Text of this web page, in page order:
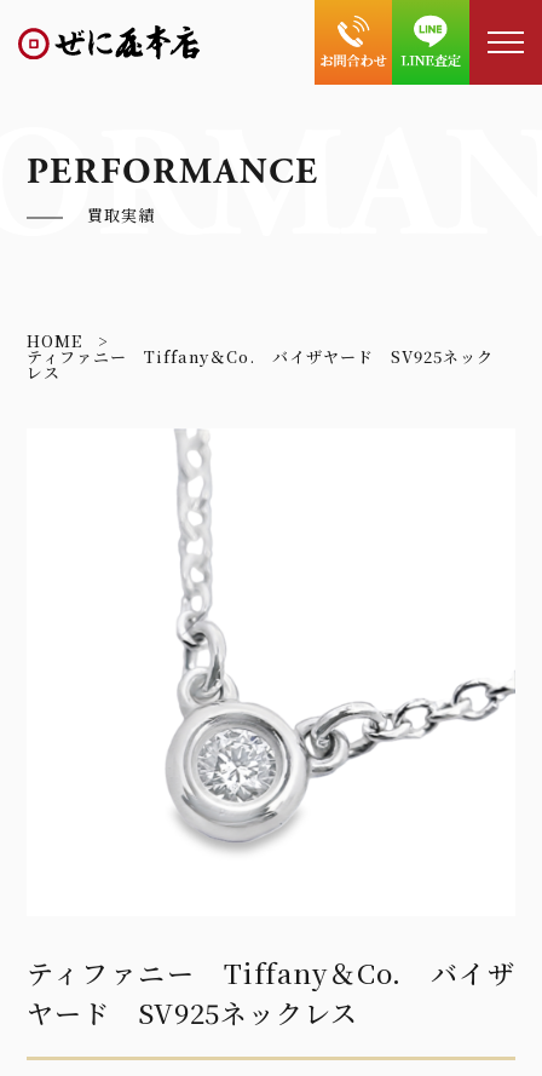
PERFORMANCE
買取実績
HOME
ティファニー Tiffany＆Co. バイザヤード SV925ネック
レス
ティファニー Tiffany＆Co. バイザ
ヤード SV925ネックレス